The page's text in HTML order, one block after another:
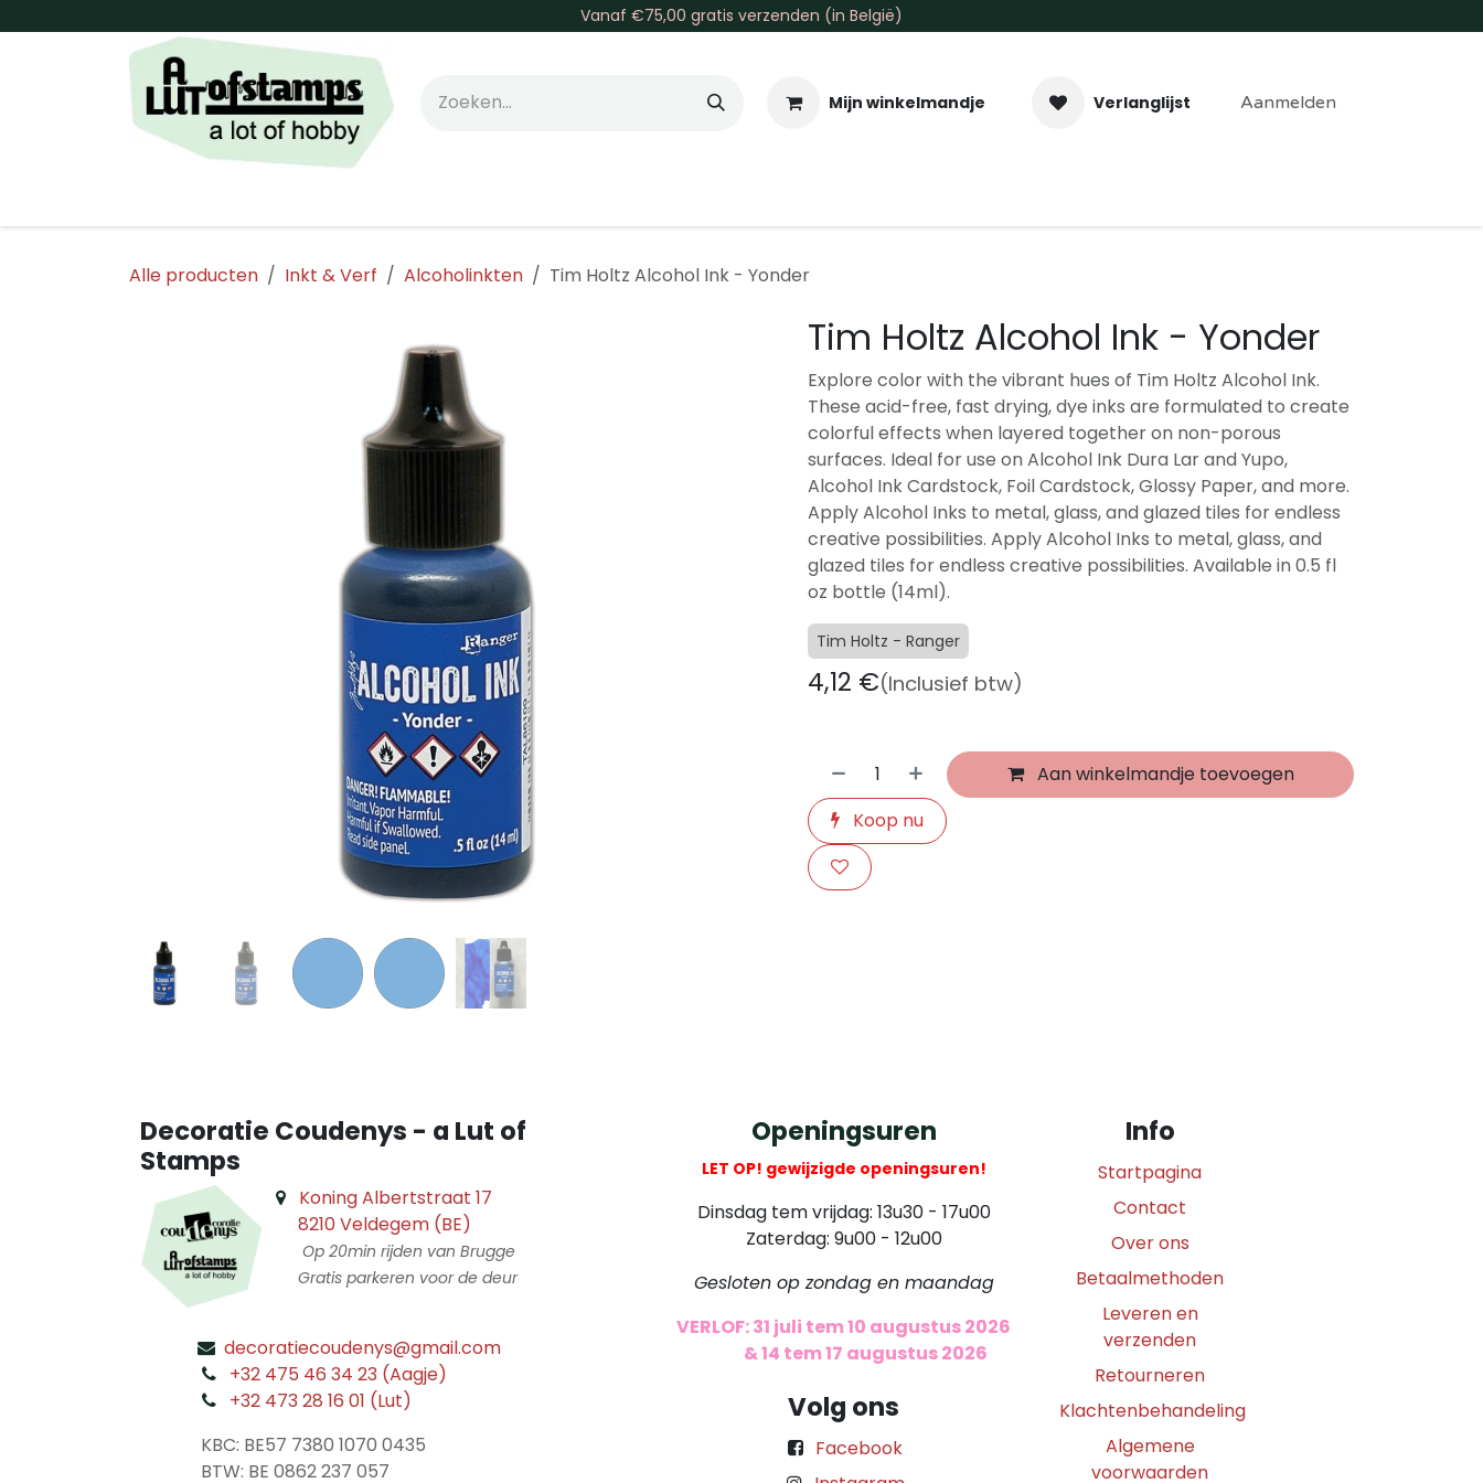
Vanaf €75,00 gratis verzenden (in België)
Mijn winkelmandje Verlanglijst Aanmelden
Alle producten Inkt & Verf Alcoholinkten Tim Holtz Alcohol Ink - Yonder
Tim Holtz Alcohol Ink - Yonder
Explore color with the vibrant hues of Tim Holtz Alcohol Ink.
These acid-free, fast drying, dye inks are formulated to create
colorful effects when layered together on non-porous
surfaces. Ideal for use on Alcohol Ink Dura Lar and Yupo,
Alcohol Ink Cardstock, Foil Cardstock, Glossy Paper, and more.
Apply Alcohol Inks to metal, glass, and glazed tiles for endless
creative possibilities. Apply Alcohol Inks to metal, glass, and
glazed tiles for endless creative possibilities. Available in 0.5 fl
oz bottle (14ml).
Tim Holtz - Ranger
4,12 €(Inclusief btw)
Aan winkelmandje toevoegen
Koop nu
Decoratie Coudenys - a Lut of
Stamps
Koning Albertstraat 17
8210 Veldegem (BE)
Op 20min rijden van Brugge
Gratis parkeren voor de deur
decoratiecoudenys@gmail.com
+32 475 46 34 23 (Aagje)
+32 473 28 16 01 (Lut)
KBC: BE57 7380 1070 0435
​ BTW: BE 0862 237 057
Openingsuren
LET OP! gewijzigde openingsuren!
Dinsdag tem vrijdag: 13u30 - 17u00
Zaterdag: 9u00 - 12u00
Gesloten op zondag en maandag
VERLOF: 31 juli tem 10 augustus 2026
& 14 tem 17 augustus 2026
Info
Startpagina
Contact
Over ons
Betaalmethoden
Leveren en
verzenden
Retourneren
Klachtenbehandeling
Algemene
voorwaarden
Volg ons
Facebook